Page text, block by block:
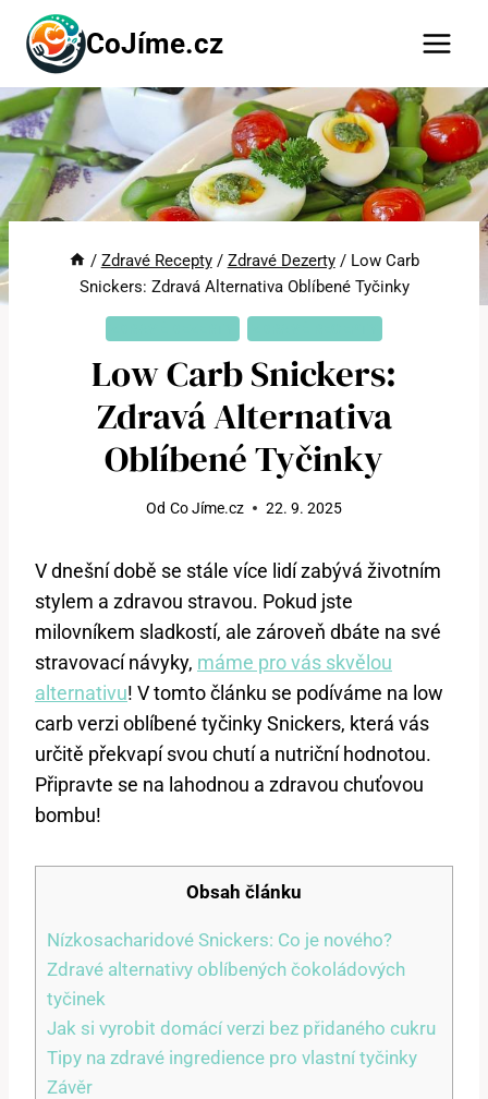
Přeskočit
obsah
CoJíme.cz
/ Zdravé Recepty / Zdravé Dezerty / Low Carb
Snickers: Zdravá Alternativa Oblíbené Tyčinky
Low Carb Snickers:
Zdravá Alternativa
Oblíbené Tyčinky
Od Co Jíme.cz 22. 9. 2025
V dnešní době se stále více lidí zabývá životním
stylem a zdravou stravou. Pokud jste
milovníkem sladkostí, ale zároveň dbáte na své
stravovací návyky, máme pro vás skvělou
alternativu! V tomto článku se podíváme na low
carb verzi oblíbené tyčinky Snickers, která vás
určitě překvapí svou chutí a nutriční hodnotou.
Připravte se na lahodnou a zdravou chuťovou
bombu!
Obsah článku
Nízkosacharidové Snickers: Co je nového?
Zdravé alternativy oblíbených čokoládových
tyčinek
Jak si vyrobit domácí verzi bez přidaného cukru
Tipy na zdravé ingredience pro vlastní tyčinky
Závěr